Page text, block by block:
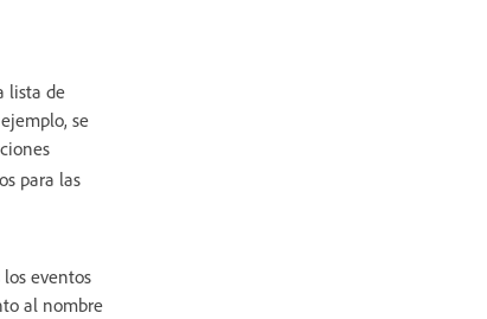
lista de
se
para las
eventos
al nombre